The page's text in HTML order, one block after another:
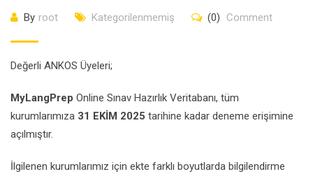
By root Kategorilenmemiş (0) Comment
Değerli ANKOS Üyeleri;
MyLangPrep Online Sınav Hazırlık Veritabanı, tüm
kurumlarımıza 31 EKİM 2025 tarihine kadar deneme erişimine
açılmıştır.
İlgilenen kurumlarımız için ekte farklı boyutlarda bilgilendirme